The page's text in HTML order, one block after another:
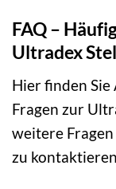
FAQ –
Ultradex
Hier finden
Fragen zur
weitere
zu